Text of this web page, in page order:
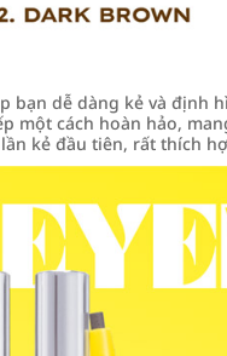
bạn dễ dàng kẻ và định
một cách hoàn hảo,
kẻ đầu tiên, rất thích